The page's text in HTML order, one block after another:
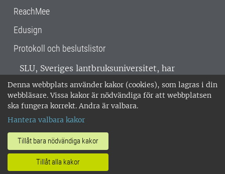
Denna webbplats använder kakor (cookies), som lagras i din
webbläsare. Vissa kakor är nödvändiga för att webbplatsen
ska fungera korrekt. Andra är valbara.
Hantera valbara kakor
Tillåt bara nödvändiga kakor
Tillåt alla kakor
ReachMee
Edusign
Protokoll och beslutslistor
SLU, Sveriges lantbruksuniversitet, har
verksamhet över hela Sverige. Huvudorter är
Alnarp, Uppsala och Umeå.SLU är
miljöcertifierat enligt ISO 14001. •
018-67 10 00 • Org nr: 202100-2817 •
Om SLU:s webbplatser
•Hantera kakor•Behandling av
personuppgifter